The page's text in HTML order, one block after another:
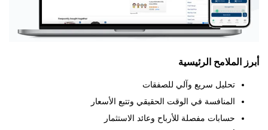
الرئيسية
تحليل سريع وآلي للصفقات
المنافسة في الوقت الحقيقي وتتبع الأسعار
حسابات مفصلة للأرباح وعائد الاستثمار